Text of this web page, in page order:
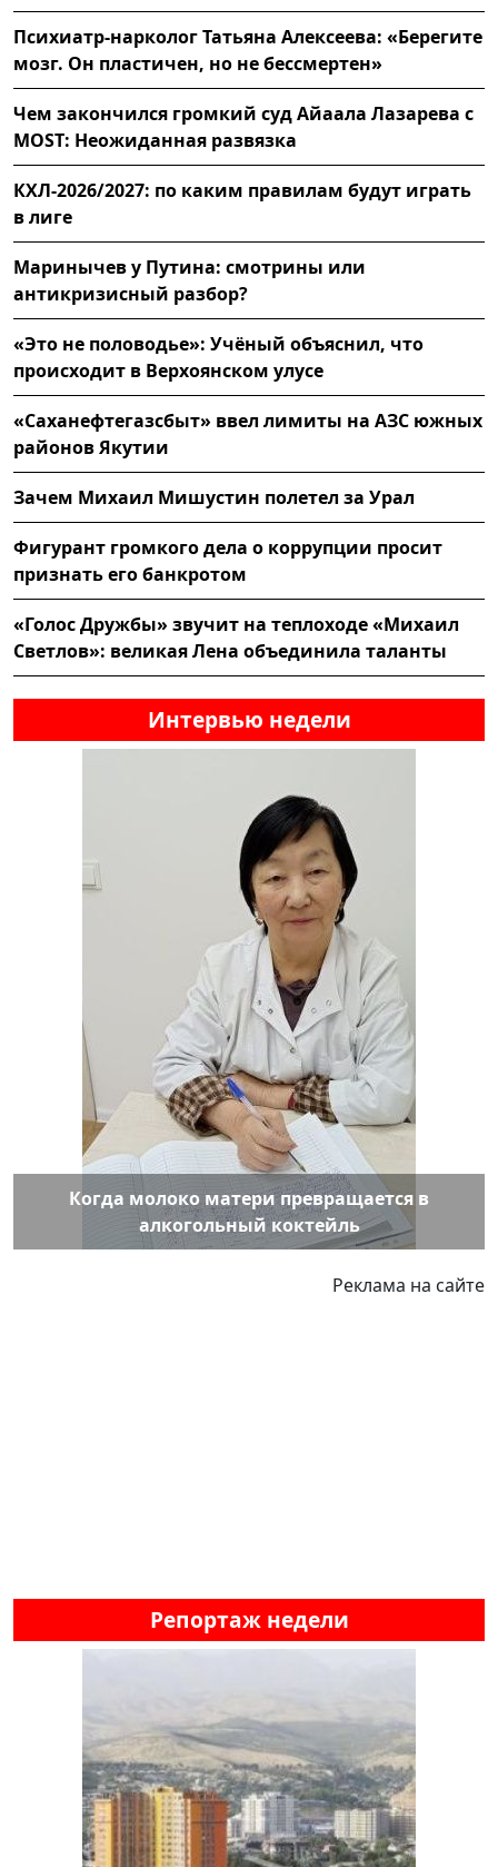
Психиатр-нарколог Татьяна Алексеева: «Берегите
мозг. Он пластичен, но не бессмертен»
Чем закончился громкий суд Айаала Лазарева с
MOST: Неожиданная развязка
КХЛ-2026/2027: по каким правилам будут играть
в лиге
Маринычев у Путина: смотрины или
антикризисный разбор?
«Это не половодье»: Учёный объяснил, что
происходит в Верхоянском улусе
«Саханефтегазсбыт» ввел лимиты на АЗС южных
районов Якутии
Зачем Михаил Мишустин полетел за Урал
Фигурант громкого дела о коррупции просит
признать его банкротом
«Голос Дружбы» звучит на теплоходе «Михаил
Светлов»: великая Лена объединила таланты
Интервью недели
Когда молоко матери превращается в
алкогольный коктейль
Реклама на сайте
Репортаж недели